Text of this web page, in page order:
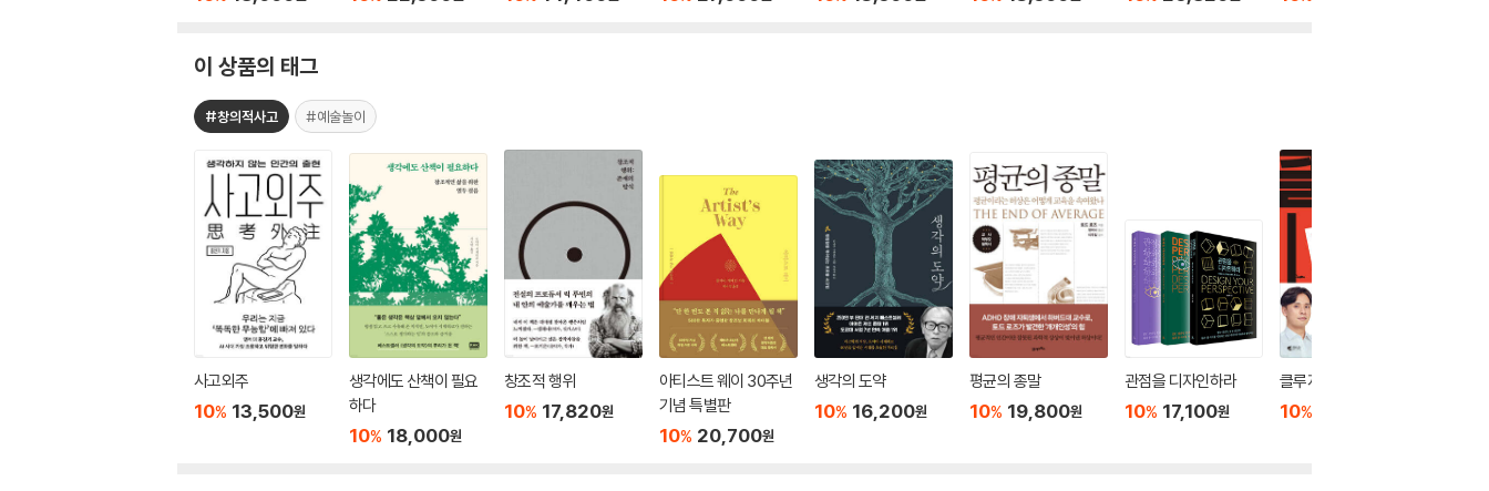
이 상품의 태그
#창의적사고 #예술놀이
사고외주
10% 13,500원
생각에도 산책이 필요
하다
10% 18,000원
창조적 행위
10% 17,820원
아티스트 웨이 30주년
기념 특별판
10% 20,700원
생각의 도약
10% 16,200원
평균의 종말
10% 19,800원
관점을 디자인하라
10% 17,100원
클루지 (kluge)
10%